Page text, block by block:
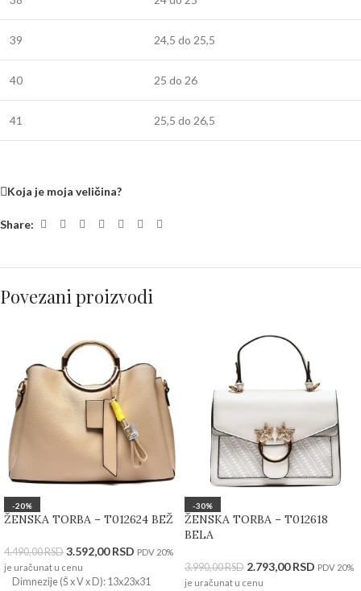
39 24,5 do 25,5
40 25 do 26
41 25,5 do 26,5
Koja je moja veličina?
Share:
Povezani proizvodi
-20%
ŽENSKA TORBA – T012624 BEŽ
4.490,00RSD 3.592,00RSD PDV 20%
je uračunat u cenu
Dimnezije (Š x V x D): 13x23x31
-30%
ŽENSKA TORBA – T012618
BELA
3.990,00RSD 2.793,00RSD PDV 20%
je uračunat u cenu